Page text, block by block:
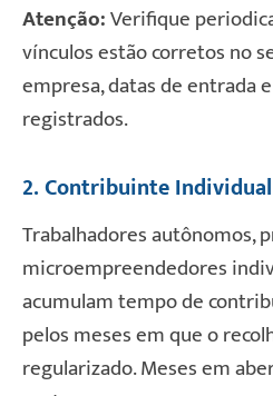
Atenção:Verifique
vínculos estão corretos no
empresa, datas de entrada
registrados.
2. Contribuinte
Trabalhadores autônomos,
microempreendedores
acumulam tempo de
pelos meses em que o
regularizado. Meses em